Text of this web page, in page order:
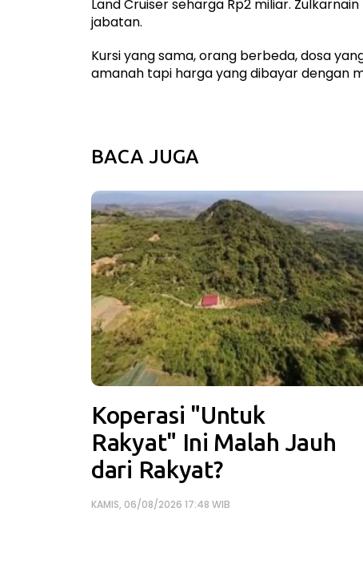
Land Cruiser seharga Rp2 miliar.
jabatan.
Kursi yang sama, orang berbeda, dosa
amanah tapi harga yang dibayar dengan
BACA JUGA
Koperasi "Untuk
Rakyat" Ini Malah Jauh
dari Rakyat?
KAMIS, 06/08/2026 17:48 WIB